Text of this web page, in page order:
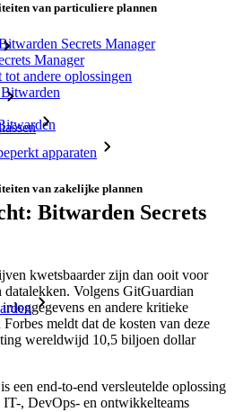
van particuliere plannen
apparaten
van zakelijke plannen
Secrets Manager
Manager
andere oplossingen
Bitwarden Secrets
kwetsbaarder zijn dan ooit voor
datalekken. Volgens GitGuardian
en andere kritieke
meldt dat de kosten van deze
wereldwijd 10,5 biljoen dollar
een end-to-end versleutelde oplossing
IT-, DevOps- en ontwikkelteams